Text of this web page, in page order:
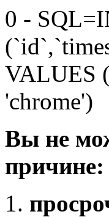
0 -
VALUES
'chrome')
Вы не
причине: